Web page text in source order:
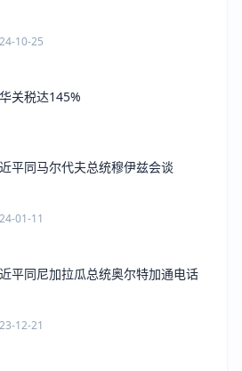
10-25
关税达145%
平同马尔代夫总统穆伊兹会谈
01-11
平同尼加拉瓜总统奥尔特加通电话
12-21